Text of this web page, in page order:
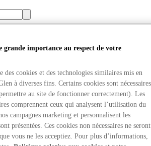
grande importance au respect de votre
des cookies et des technologies similaires mis en
à diverses fins. Certains cookies sont nécessaires
au site de fonctionner correctement). Les
comprennent ceux qui analysent l’utilisation du
campagnes marketing et personnalisent les
présentées. Ces cookies non nécessaires ne seront
vous ne les acceptiez. Pour plus d’informations,